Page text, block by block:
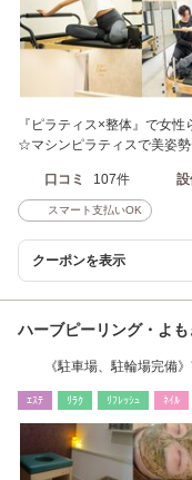
『ピラティス×整体』で女
☆マシンピラティスで美姿
口コミ 107件
スマート支払いOK
クーポンを表示
ハーブピーリング・よ
《駐車場、駐輪場完備
ｴｽﾃ ﾘﾗｸ ﾘﾌﾚｯｼｭ ﾈｲﾙ